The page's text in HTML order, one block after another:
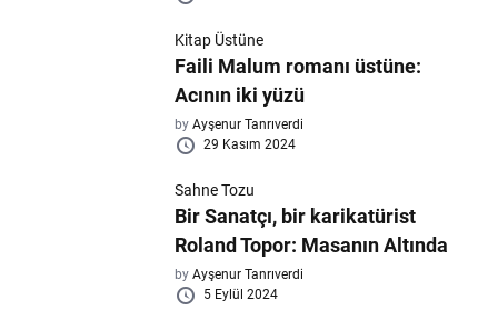
Kitap Üstüne
Faili Malum romanı üstüne:
Acının iki yüzü
byAyşenur Tanrıverdi
29 Kasım 2024
Sahne Tozu
Bir Sanatçı, bir karikatürist
Roland Topor: Masanın Altında
byAyşenur Tanrıverdi
5 Eylül 2024